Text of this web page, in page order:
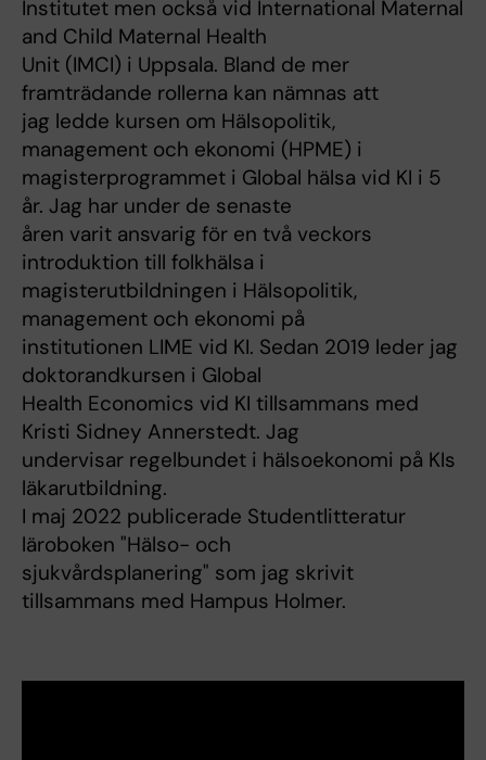
Institutet men också vid International Maternal
and Child Maternal Health
Unit (IMCI) i Uppsala. Bland de mer
framträdande rollerna kan nämnas att
jag ledde kursen om Hälsopolitik,
management och ekonomi (HPME) i
magisterprogrammet i Global hälsa vid KI i 5
år. Jag har under de senaste
åren varit ansvarig för en två veckors
introduktion till folkhälsa i
magisterutbildningen i Hälsopolitik,
management och ekonomi på
institutionen LIME vid KI. Sedan 2019 leder jag
doktorandkursen i Global
Health Economics vid KI tillsammans med
Kristi Sidney Annerstedt. Jag
undervisar regelbundet i hälsoekonomi på KIs
läkarutbildning.
I maj 2022 publicerade Studentlitteratur
läroboken "Hälso- och
sjukvårdsplanering" som jag skrivit
tillsammans med Hampus Holmer.